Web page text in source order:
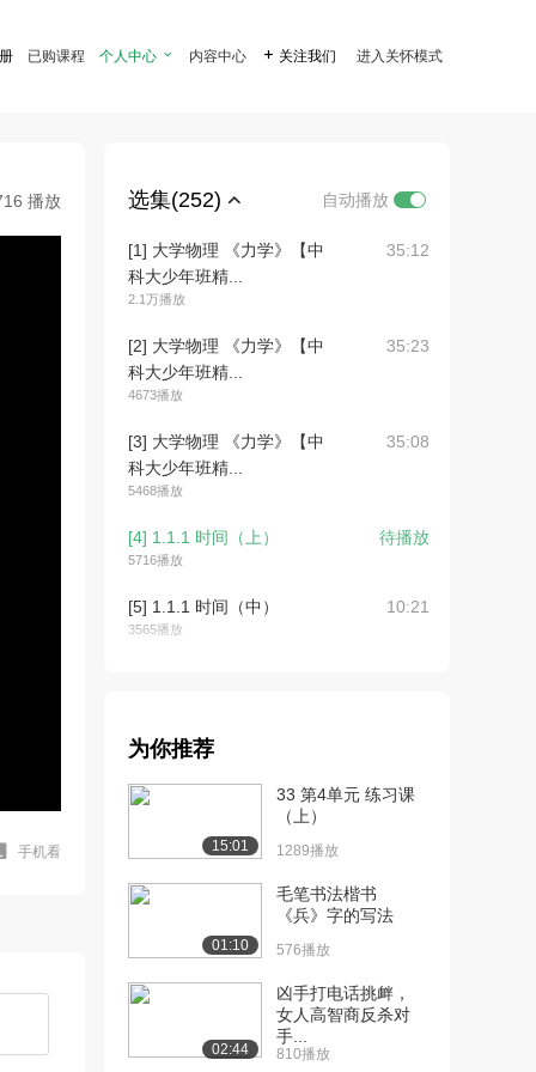
已购课程 个人中心  内容中心  关注我们 进入关怀模式
播放
手机看
选集(252) 自动播放
[1] 大学物理 《力学》【中
科大少年班精...
2.1万播放
35:12
[2] 大学物理 《力学》【中
科大少年班精...
4673播放
35:23
[3] 大学物理 《力学》【中
科大少年班精...
5468播放
35:08
[4] 1.1.1 时间（上）
5716播放
待播放
[5] 1.1.1 时间（中）
3565播放
10:21
[7] 1.1.2 空间（上）
[9] 1.2 力学的研究对象
（上）
[10] 1.2 力学的研究对象
（下）
为你推荐
15:01
33 第4单元 练习课
（上）
1289播放
01:10
毛笔书法楷书
《兵》字的写法
576播放
02:44
凶手打电话挑衅，
女人高智商反杀对
手...
810播放